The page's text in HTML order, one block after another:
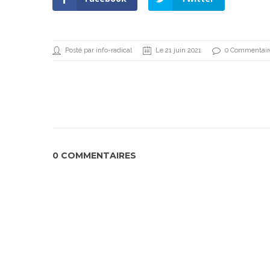
Posté par info-radical Le 21 juin 2021 0
0 COMMENTAIRES